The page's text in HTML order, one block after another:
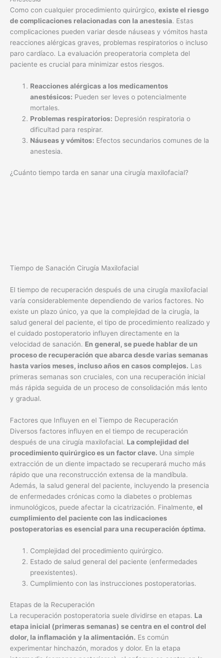
Como con cualquier procedimiento quirúrgico, existe el riesgo
de complicaciones relacionadas con la anestesia. Estas
complicaciones pueden variar desde náuseas y vómitos hasta
reacciones alérgicas graves, problemas respiratorios o incluso
paro cardíaco. La evaluación preoperatoria completa del
paciente es crucial para minimizar estos riesgos.
Reacciones alérgicas a los medicamentos
anestésicos: Pueden ser leves o potencialmente
mortales.
Problemas respiratorios: Depresión respiratoria o
dificultad para respirar.
Náuseas y vómitos: Efectos secundarios comunes de la
anestesia.
¿Cuánto tiempo tarda en sanar una cirugía maxilofacial?
Tiempo de Sanación Cirugía Maxilofacial
El tiempo de recuperación después de una cirugía maxilofacial
varía considerablemente dependiendo de varios factores. No
existe un plazo único, ya que la complejidad de la cirugía, la
salud general del paciente, el tipo de procedimiento realizado y
el cuidado postoperatorio influyen directamente en la
velocidad de sanación. En general, se puede hablar de un
proceso de recuperación que abarca desde varias semanas
hasta varios meses, incluso años en casos complejos. Las
primeras semanas son cruciales, con una recuperación inicial
más rápida seguida de un proceso de consolidación más lento
y gradual.
Factores que Influyen en el Tiempo de Recuperación
Diversos factores influyen en el tiempo de recuperación
después de una cirugía maxilofacial. La complejidad del
procedimiento quirúrgico es un factor clave. Una simple
extracción de un diente impactado se recuperará mucho más
rápido que una reconstrucción extensa de la mandíbula.
Además, la salud general del paciente, incluyendo la presencia
de enfermedades crónicas como la diabetes o problemas
inmunológicos, puede afectar la cicatrización. Finalmente, el
cumplimiento del paciente con las indicaciones
postoperatorias es esencial para una recuperación óptima.
Complejidad del procedimiento quirúrgico.
Estado de salud general del paciente (enfermedades
preexistentes).
Cumplimiento con las instrucciones postoperatorias.
Etapas de la Recuperación
La recuperación postoperatoria suele dividirse en etapas. La
etapa inicial (primeras semanas) se centra en el control del
dolor, la inflamación y la alimentación. Es común
experimentar hinchazón, morados y dolor. En la etapa